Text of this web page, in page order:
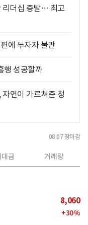
리더십 증발… 최고
에 투자자 불만
행 성공할까
연이 가르쳐준 청
08.07 장마감
금 거래량
8,060
+30%